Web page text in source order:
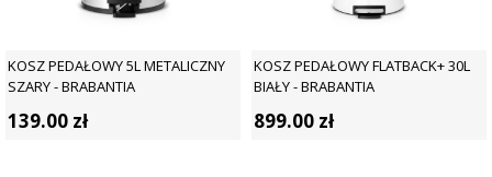
KOSZ PEDAŁOWY 5L METALICZNY
SZARY - BRABANTIA
139.00 zł
KOSZ PEDAŁOWY FLATBACK+ 30L
BIAŁY - BRABANTIA
899.00 zł